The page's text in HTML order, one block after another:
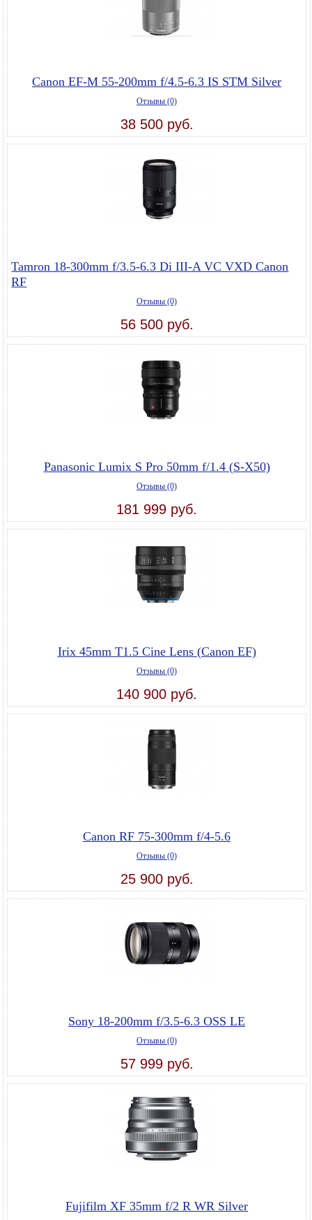
Canon EF-M 55-200mm f/4.5-6.3 IS STM Silver
Отзывы (0)
38 500 руб.
Tamron 18-300mm f/3.5-6.3 Di III-A VC VXD Canon
RF
Отзывы (0)
56 500 руб.
Panasonic Lumix S Pro 50mm f/1.4 (S-X50)
Отзывы (0)
181 999 руб.
Irix 45mm T1.5 Cine Lens (Canon EF)
Отзывы (0)
140 900 руб.
Canon RF 75-300mm f/4-5.6
Отзывы (0)
25 900 руб.
Sony 18-200mm f/3.5-6.3 OSS LE
Отзывы (0)
57 999 руб.
Fujifilm XF 35mm f/2 R WR Silver